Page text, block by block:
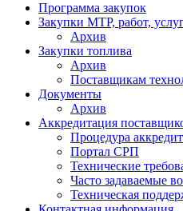
Программа закупок
Закупки МТР, работ,
Архив
Закупки топлива
Архив
Поставщикам
Документы
Архив
Аккредитация
Процедура
Портал СРП
Технические
Часто задаваемые
Техническая